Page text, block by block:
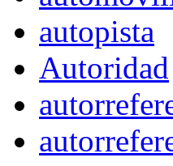
autopista
Autoridad